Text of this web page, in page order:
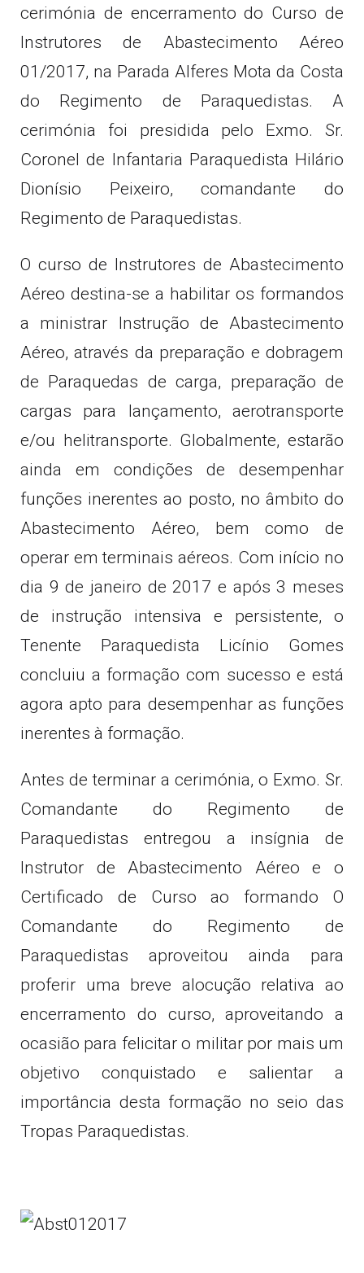
cerimónia de encerramento do Curso de
Instrutores de Abastecimento Aéreo
01/2017, na Parada Alferes Mota da Costa
do Regimento de Paraquedistas. A
cerimónia foi presidida pelo Exmo. Sr.
Coronel de Infantaria Paraquedista Hilário
Dionísio Peixeiro, comandante do
Regimento de Paraquedistas.
O curso de Instrutores de Abastecimento
Aéreo destina-se a habilitar os formandos
a ministrar Instrução de Abastecimento
Aéreo, através da preparação e dobragem
de Paraquedas de carga, preparação de
cargas para lançamento, aerotransporte
e/ou helitransporte. Globalmente, estarão
ainda em condições de desempenhar
funções inerentes ao posto, no âmbito do
Abastecimento Aéreo, bem como de
operar em terminais aéreos. Com início no
dia 9 de janeiro de 2017 e após 3 meses
de instrução intensiva e persistente, o
Tenente Paraquedista Licínio Gomes
concluiu a formação com sucesso e está
agora apto para desempenhar as funções
inerentes à formação.
Antes de terminar a cerimónia, o Exmo. Sr.
Comandante do Regimento de
Paraquedistas entregou a insígnia de
Instrutor de Abastecimento Aéreo e o
Certificado de Curso ao formando O
Comandante do Regimento de
Paraquedistas aproveitou ainda para
proferir uma breve alocução relativa ao
encerramento do curso, aproveitando a
ocasião para felicitar o militar por mais um
objetivo conquistado e salientar a
importância desta formação no seio das
Tropas Paraquedistas.